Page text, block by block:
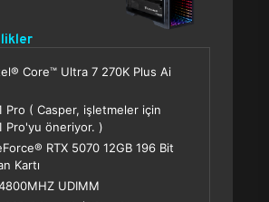
Core™ Ultra 7 270K Plus Ai
Pro ( Casper, işletmeler için
Pro'yu öneriyor. )
RTX 5070 12GB 196 Bit
Kartı
UDIMM